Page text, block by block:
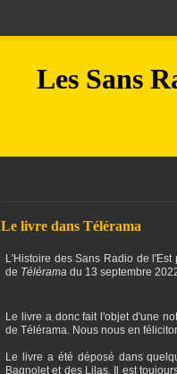
Les Sans
Le livre dans Télérama
L'Histoire des Sans Radio de
de Télérama du 13 septembre
Le livre a donc fait l'objet d'une
de Télérama. Nous nous en
Le livre a été déposé dans
Bagnolet et des Lilas. Il est